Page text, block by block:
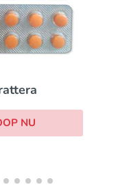
Betaserc
KOOP NU